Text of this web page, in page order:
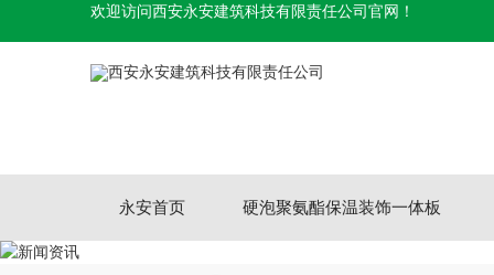
欢迎访问西安永安建筑科技有限责任公司官网！
永安首页 硬泡聚氨酯保温装饰一体板